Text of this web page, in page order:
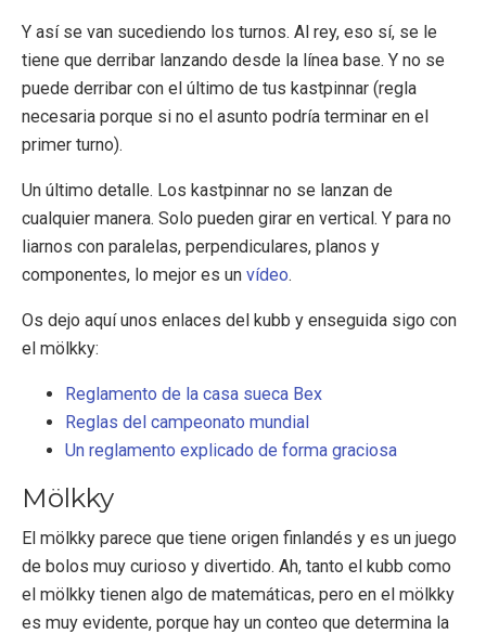
Y así se van sucediendo los turnos. Al rey, eso sí, se le
tiene que derribar lanzando desde la línea base. Y no se
puede derribar con el último de tus kastpinnar (regla
necesaria porque si no el asunto podría terminar en el
primer turno).
Un último detalle. Los kastpinnar no se lanzan de
cualquier manera. Solo pueden girar en vertical. Y para no
liarnos con paralelas, perpendiculares, planos y
componentes, lo mejor es un vídeo.
Os dejo aquí unos enlaces del kubb y enseguida sigo con
el mölkky:
Reglamento de la casa sueca Bex
Reglas del campeonato mundial
Un reglamento explicado de forma graciosa
Mölkky
El mölkky parece que tiene origen finlandés y es un juego
de bolos muy curioso y divertido. Ah, tanto el kubb como
el mölkky tienen algo de matemáticas, pero en el mölkky
es muy evidente, porque hay un conteo que determina la